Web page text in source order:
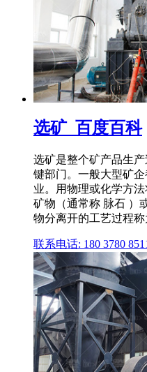
选矿_百度百科
选矿是整个矿产品生
键部门。一般大型矿
业。用物理或化学方
矿物（通常称 脉石 ）
物分离开的工艺过程称
联系电话: 180 3780